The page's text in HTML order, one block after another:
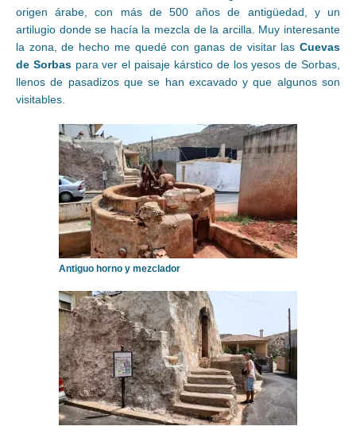
origen árabe, con más de 500 años de antigüedad, y un
artilugio donde se hacía la mezcla de la arcilla. Muy interesante
la zona, de hecho me quedé con ganas de visitar las Cuevas
de Sorbaspara ver el paisaje kárstico de los yesos de Sorbas,
llenos de pasadizos que se han excavado y que algunos son
visitables.
Antiguo horno y mezclador